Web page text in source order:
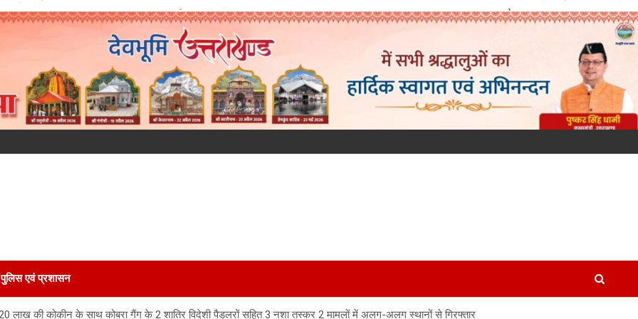
पुलिस एवं प्रशासन
लाख की कोकीन के साथ कोबरा गैंग के 2 शातिर विदेशी पैडलरों सहित 3 नशा तस्कर 2 मामलों में अलग-अलग स्थानों से गिरफ्तार